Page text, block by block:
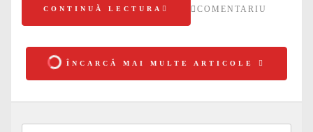
CONTINUĂ LECTURA COMENTARIU
ÎNCARCĂ MAI MULTE ARTICOLE